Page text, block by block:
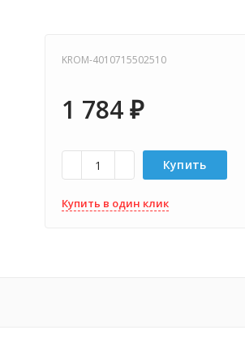
KROM-4010715502510
1 784 ₽
Купить
Купить в один клик